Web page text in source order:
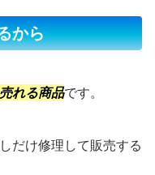
から
れる商品です。
だけ修理して販売する